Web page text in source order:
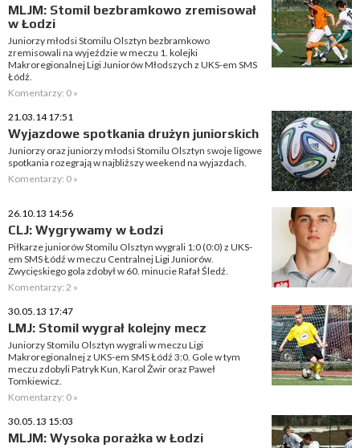
MLJM: Stomil bezbramkowo zremisował
w Łodzi
Juniorzy młodsi Stomilu Olsztyn bezbramkowo
zremisowali na wyjeździe w meczu 1. kolejki
Makroregionalnej Ligi Juniorów Młodszych z UKS-em SMS
Łódź.
Komentarzy: 0 »
21.03.14 17:51
Wyjazdowe spotkania drużyn juniorskich
Juniorzy oraz juniorzy młodsi Stomilu Olsztyn swoje ligowe
spotkania rozegrają w najbliższy weekend na wyjazdach.
Komentarzy: 0 »
26.10.13 14:56
CLJ: Wygrywamy w Łodzi
Piłkarze juniorów Stomilu Olsztyn wygrali 1:0 (0:0) z UKS-
em SMS Łódź w meczu Centralnej Ligi Juniorów.
Zwycięskiego gola zdobył w 60. minucie Rafał Śledź.
Komentarzy: 2 »
30.05.13 17:47
LMJ: Stomil wygrał kolejny mecz
Juniorzy Stomilu Olsztyn wygrali w meczu Ligi
Makroregionalnej z UKS-em SMS Łódź 3:0. Gole w tym
meczu zdobyli Patryk Kun, Karol Żwir oraz Paweł
Tomkiewicz.
Komentarzy: 0 »
30.05.13 15:03
MLJM: Wysoka porażka w Łodzi